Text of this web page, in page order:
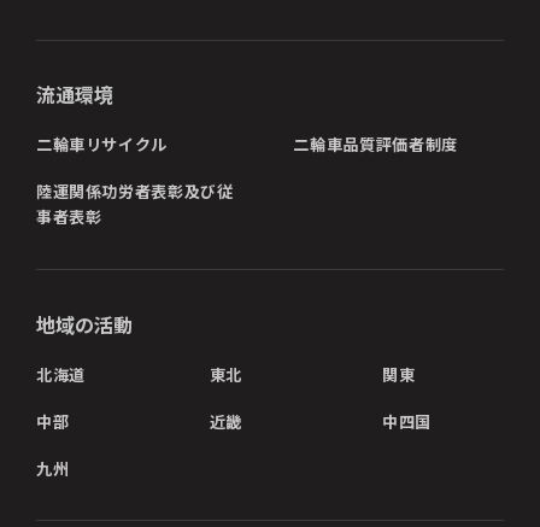
流通環境
二輪車リサイクル 二輪車品質評価者制度
陸運関係功労者表彰及び従
事者表彰
地域の活動
北海道 東北 関東
中部 近畿 中四国
九州